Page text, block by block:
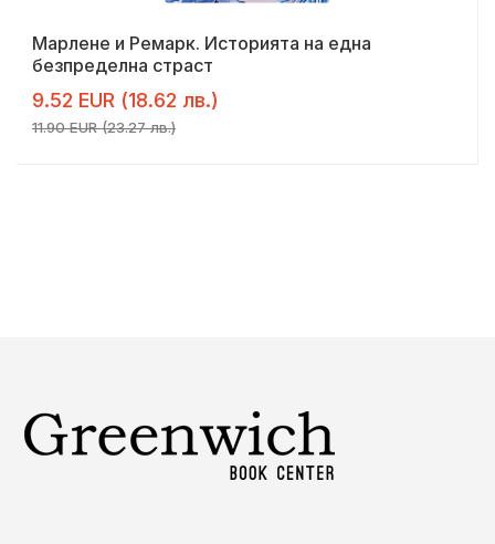
Марлене и Ремарк. Историята на една
безпределна страст
9.52 EUR (18.62 лв.)
11.90 EUR (23.27 лв.)